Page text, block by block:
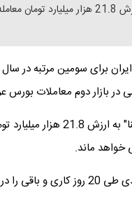
دنیای معدن: 53 درصد از سهام شرکت آلومینا در سومین
ایران برای سومین مرتبه در
در بازار دوم معاملات بورس
بر اساس این گزارش، بیش از یک میلیارد